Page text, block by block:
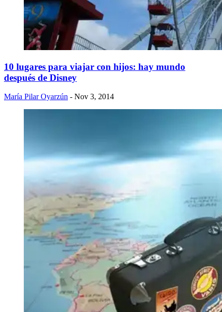
10 lugares para viajar con hijos: hay mundo
después de Disney
María Pilar Oyarzún - Nov 3, 2014